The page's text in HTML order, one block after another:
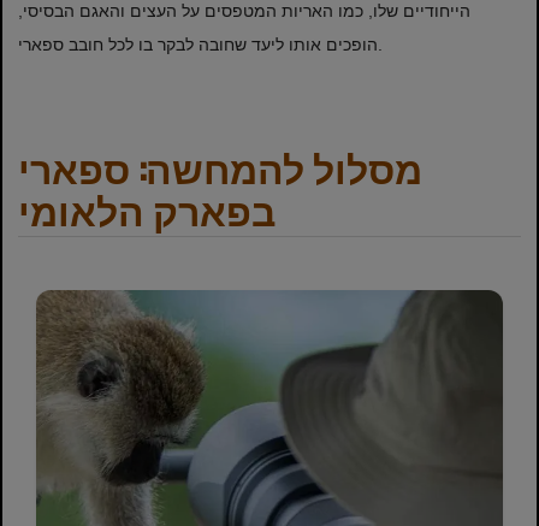
הייחודיים שלו, כמו האריות המטפסים על העצים והאגם הבסיסי,
הופכים אותו ליעד שחובה לבקר בו לכל חובב ספארי.
מסלול להמחשה: ספארי
בפארק הלאומי